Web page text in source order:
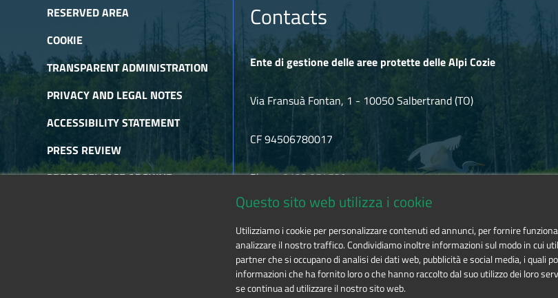
RESERVED AREA
COOKIE
TRANSPARENT ADMINISTRATION
PRIVACY AND LEGAL NOTES
ACCESSIBILITY STATEMENT
PRESS REVIEW
PRESS RELEASE ARCHIVE
Contacts
Ente di gestione delle aree protette delle Alpi Cozie
Via Fransuà Fontan, 1 - 10050 Salbertrand (TO)
CF 94506780017
Phone 0122.854720
Questo sito web utilizza i cookie
Utilizziamo i cookie per personalizzare contenuti ed annunci, per fornire
analizzare il nostro traffico. Condividiamo inoltre informazioni sul modo in cui
partner che si occupano di analisi dei dati web, pubblicità e social media, i quali
informazioni che ha fornito loro o che hanno raccolto dal suo utilizzo dei loro
se continua ad utilizzare il nostro sito web.